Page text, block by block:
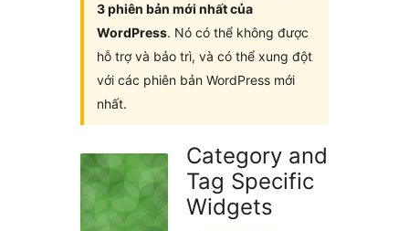
3 phiên bản mới nhất của
WordPress. Nó có thể không được
hỗ trợ và bảo trì, và có thể xung đột
với các phiên bản WordPress mới
nhất.
Category and
Tag Specific
Widgets